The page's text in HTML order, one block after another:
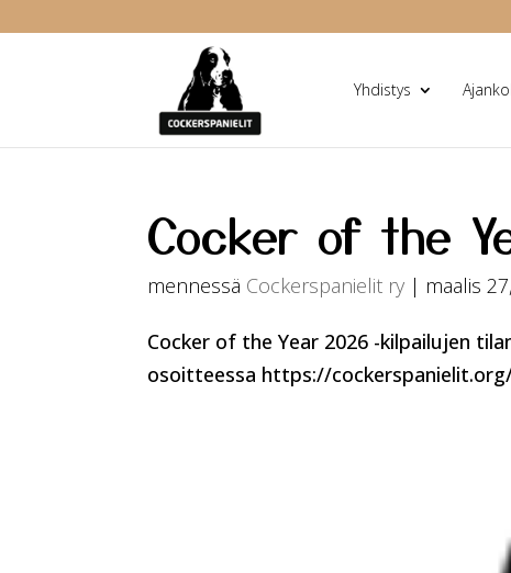
Yhdistys
Cocker of the
mennessä Cockerspanielit ry | maalis
Cocker of the Year 2026 -kilpailujen
osoitteessa https://